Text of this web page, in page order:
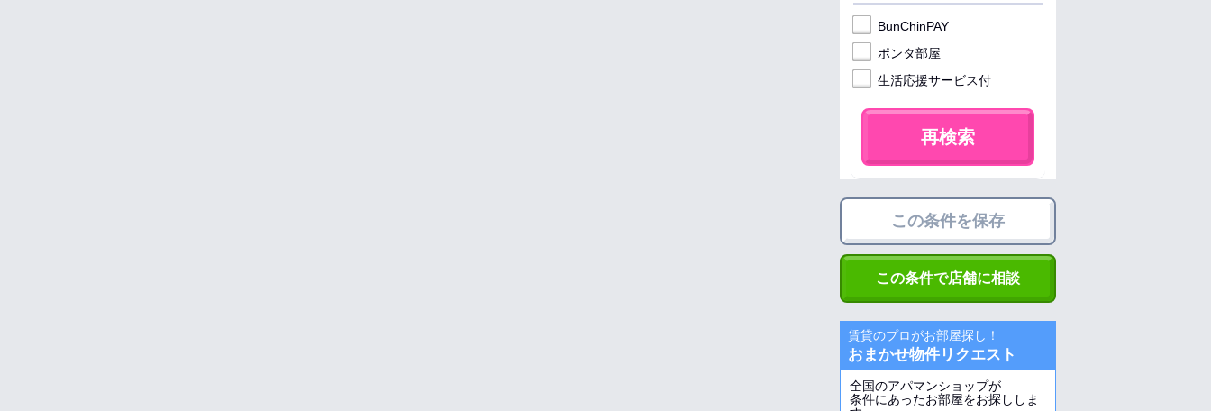
BunChinPAY
ポンタ部屋
生活応援サービス付
再検索
この条件を保存
この条件で店舗に相談
賃貸のプロがお部屋探し！
おまかせ物件リクエスト
全国のアパマンショップが
条件にあったお部屋をお探ししま